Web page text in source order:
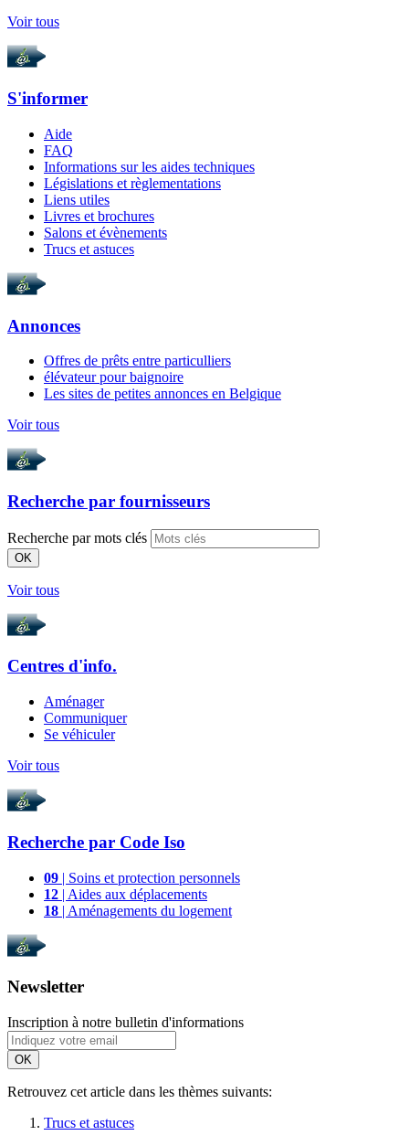
Voir tous
S'informer
Aide
FAQ
Informations sur les aides techniques
Législations et règlementations
Liens utiles
Livres et brochures
Salons et évènements
Trucs et astuces
Annonces
Offres de prêts entre particulliers
élévateur pour baignoire
Les sites de petites annonces en Belgique
Voir tous
Recherche par fournisseurs
Recherche par mots clés
OK
Voir tous
Centres d'info.
Aménager
Communiquer
Se véhiculer
Voir tous
Recherche par Code Iso
09 | Soins et protection personnels
12 | Aides aux déplacements
18 | Aménagements du logement
Newsletter
Inscription à notre bulletin d'informations
OK
Retrouvez cet article dans les thèmes suivants:
Trucs et astuces